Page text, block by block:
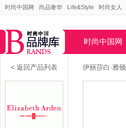
时尚中国网 尚品奢华 Life&Style 时尚女人
时尚中国网
< 返回产品列表 伊丽莎白·雅顿